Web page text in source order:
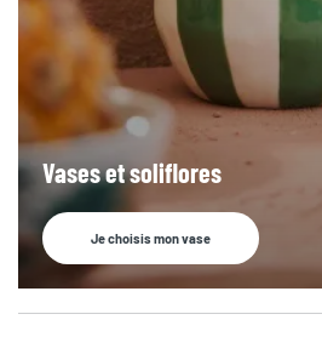
Vases et soliflores
Je choisis mon vase